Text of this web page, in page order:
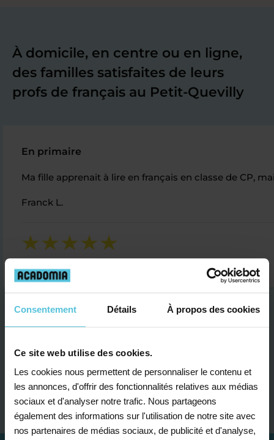
Consentement Détails À propos des cookies
Ce site web utilise des cookies.
Les cookies nous permettent de personnaliser le contenu et
les annonces, d'offrir des fonctionnalités relatives aux médias
sociaux et d'analyser notre trafic. Nous partageons
également des informations sur l'utilisation de notre site avec
nos partenaires de médias sociaux, de publicité et d'analyse,
À domicile, en centre ou en ligne,
des familles satisfaites de leurs
profs de français au Petit-Quevilly
En primaire
Ma fille apprenait à lire en français en classe de CP,
Franck L.
Je contacte un conseiller